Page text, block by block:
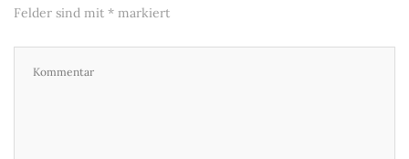
Felder sind mit * markiert